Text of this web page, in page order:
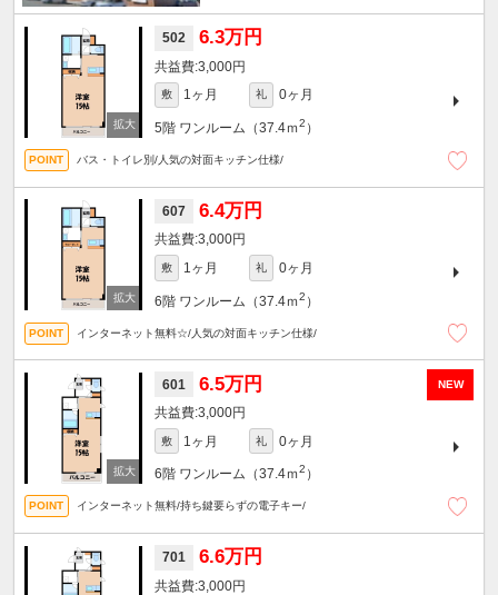
502 6.3万円
3,000円
敷 1ヶ月 礼 0ヶ月
5階 ワンルーム（37.4ｍ2 ）
バス・トイレ別/人気の対面キッチン仕様/
607 6.4万円
3,000円
敷 1ヶ月 礼 0ヶ月
6階 ワンルーム（37.4ｍ2 ）
インターネット無料☆/人気の対面キッチン仕様/
NEW
601 6.5万円
3,000円
敷 1ヶ月 礼 0ヶ月
6階 ワンルーム（37.4ｍ2 ）
インターネット無料/持ち鍵要らずの電子キー/
701 6.6万円
3,000円